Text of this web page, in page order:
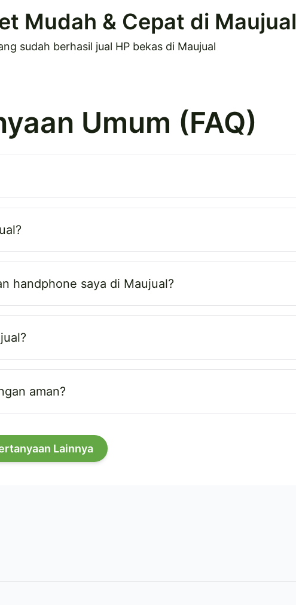
Mudah & Cepat di Maujual
sudah berhasil jual HP bekas di Maujual
Umum (FAQ)
handphone saya di Maujual?
aman?
Lainnya